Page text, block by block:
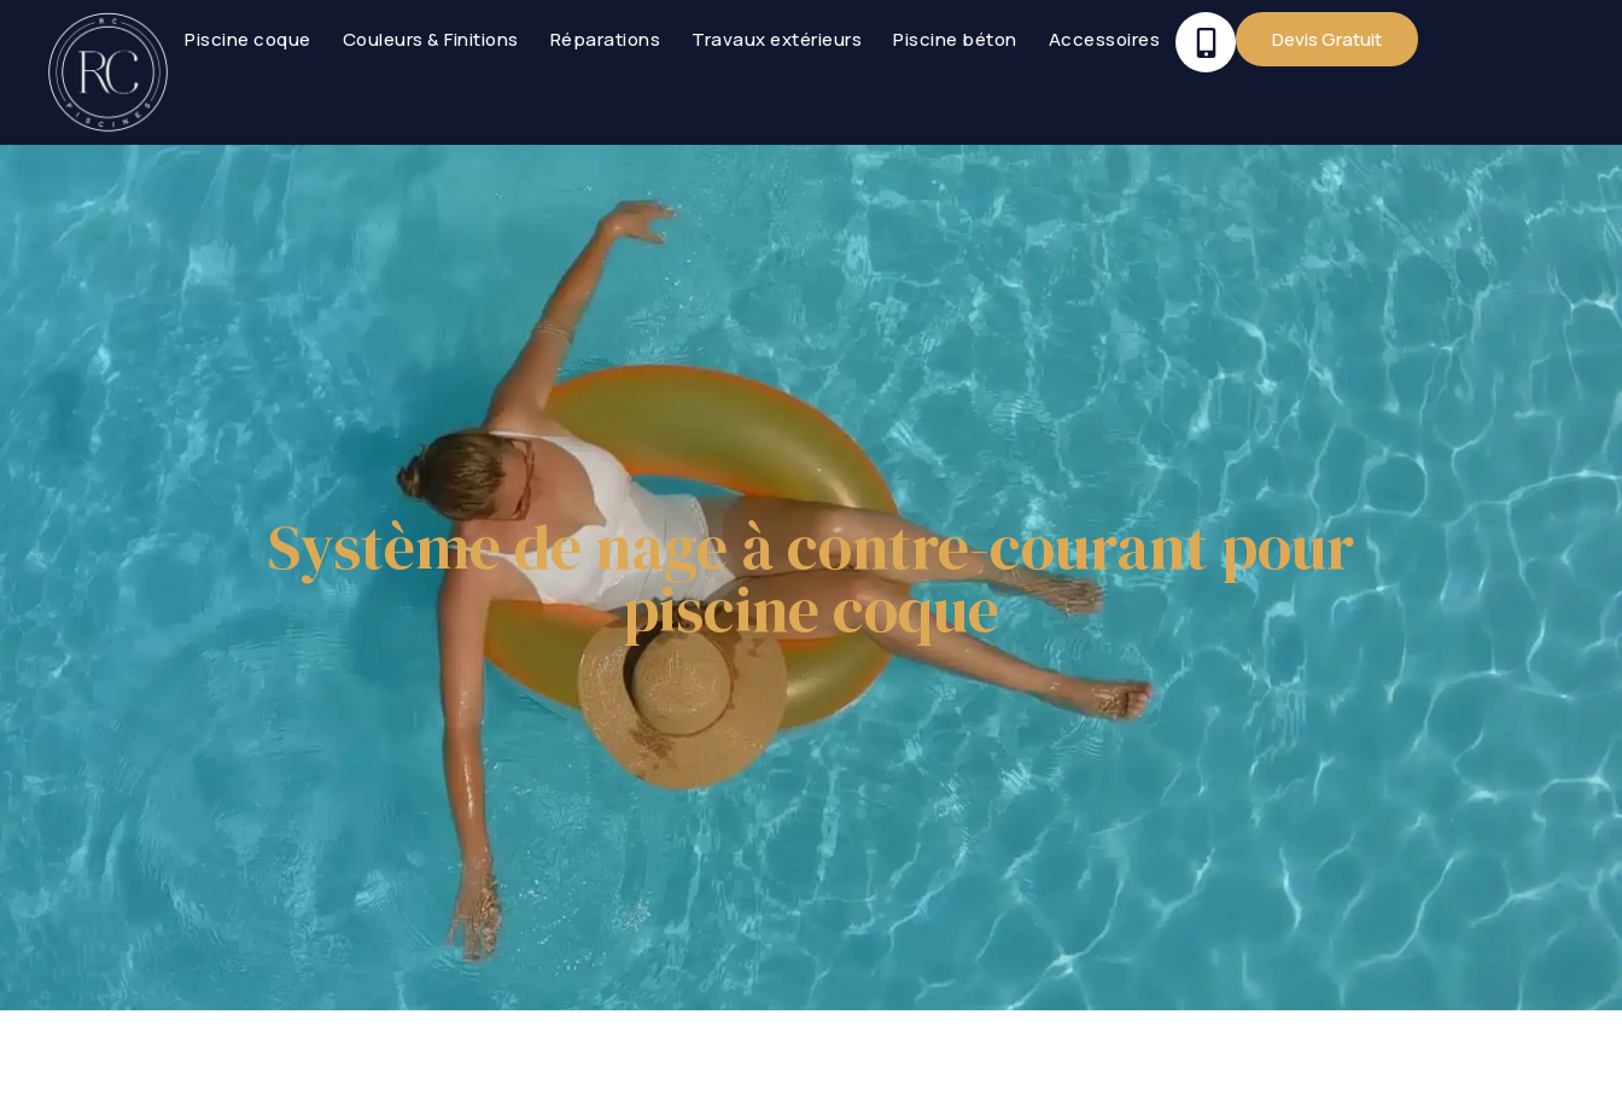
Piscine coque Couleurs & Finitions Réparations Travaux extérieurs Piscine béton Accessoires Devis Gratuit
Système de nage à contre-courant pour
piscine coque